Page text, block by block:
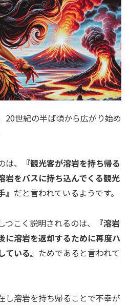
20世紀の半ば頃から広がり始め
、
『観光客が溶岩を持ち帰る
岩をバスに持ち込んでくる観光
だと言われているようです。
こく説明されるのは、
『溶岩
に溶岩を返却するために再度ハ
いる』 ためであると言われて
し溶岩を持ち帰ることで不幸が